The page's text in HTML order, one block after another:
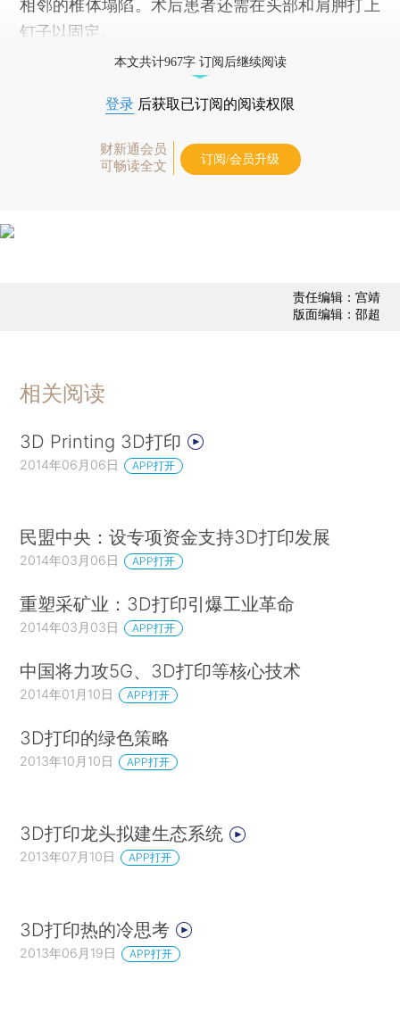
相邻的椎体塌陷。术后患者还需在头部和肩胛打上
钉子以固定。
本文共计967字 订阅后继续阅读
登录 后获取已订阅的阅读权限
财新通会员
可畅读全文
订阅/会员升级
责任编辑：宫靖
版面编辑：邵超
相关阅读
3D Printing 3D打印
2014年06月06日 APP打开
民盟中央：设专项资金支持3D打印发展
2014年03月06日 APP打开
重塑采矿业：3D打印引爆工业革命
2014年03月03日 APP打开
中国将力攻5G、3D打印等核心技术
2014年01月10日 APP打开
3D打印的绿色策略
2013年10月10日 APP打开
3D打印龙头拟建生态系统
2013年07月10日 APP打开
3D打印热的冷思考
2013年06月19日 APP打开